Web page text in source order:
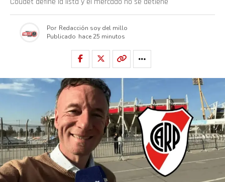
Por Redacción soy del millo
Publicado hace 25 minutos